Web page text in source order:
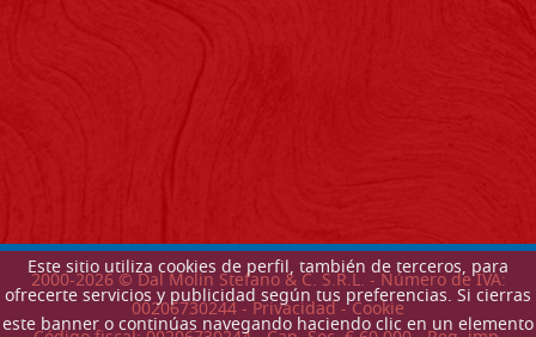
Este sitio utiliza cookies de perfil, también de terceros, para
ofrecerte servicios y publicidad según tus preferencias. Si cierras
este banner o continúas navegando haciendo clic en un elemento
2000-2026© Dal Molin Stefano & C. S.R.L. - Número de IVA:
00206730244 -Privacidad-Cookie